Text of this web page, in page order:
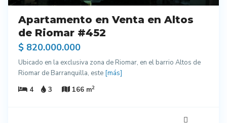
Apartamento en Venta en Altos
de Riomar #452
$ 820.000.000
Ubicado en la exclusiva zona de Riomar, en el barrio Altos de
Riomar de Barranquilla, este [más]
4
3 166 m2